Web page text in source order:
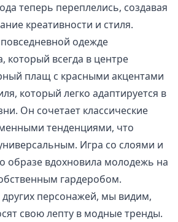
теперь переплелись, создавая
креативности и стиля.
одежде
который всегда в центре
плащ с красными акцентами
который легко адаптируется в
Он сочетает классические
тенденциями, что
Игра со слоями и
образе вдохновила молодежь на
гардеробом.
других персонажей, мы видим,
свою лепту в модные тренды.